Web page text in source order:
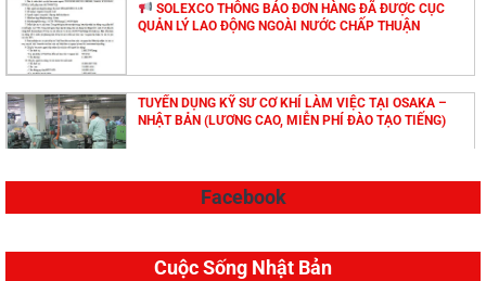
SOLEXCO THÔNG BÁO ĐƠN HÀNG ĐÃ ĐƯỢC CỤC
QUẢN LÝ LAO ĐỘNG NGOÀI NƯỚC CHẤP THUẬN
TUYỂN DỤNG KỸ SƯ CƠ KHÍ LÀM VIỆC TẠI OSAKA –
NHẬT BẢN (LƯƠNG CAO, MIỄN PHÍ ĐÀO TẠO TIẾNG)
TUYỂN DỤNG KỸ SƯ LÀM VIỆC TẠI IBARAKI – NHẬT
BẢN (LƯƠNG CAO, MIỄN PHÍ ĐÀO TẠO TIẾNG)
Facebook
Cuộc Sống Nhật Bản